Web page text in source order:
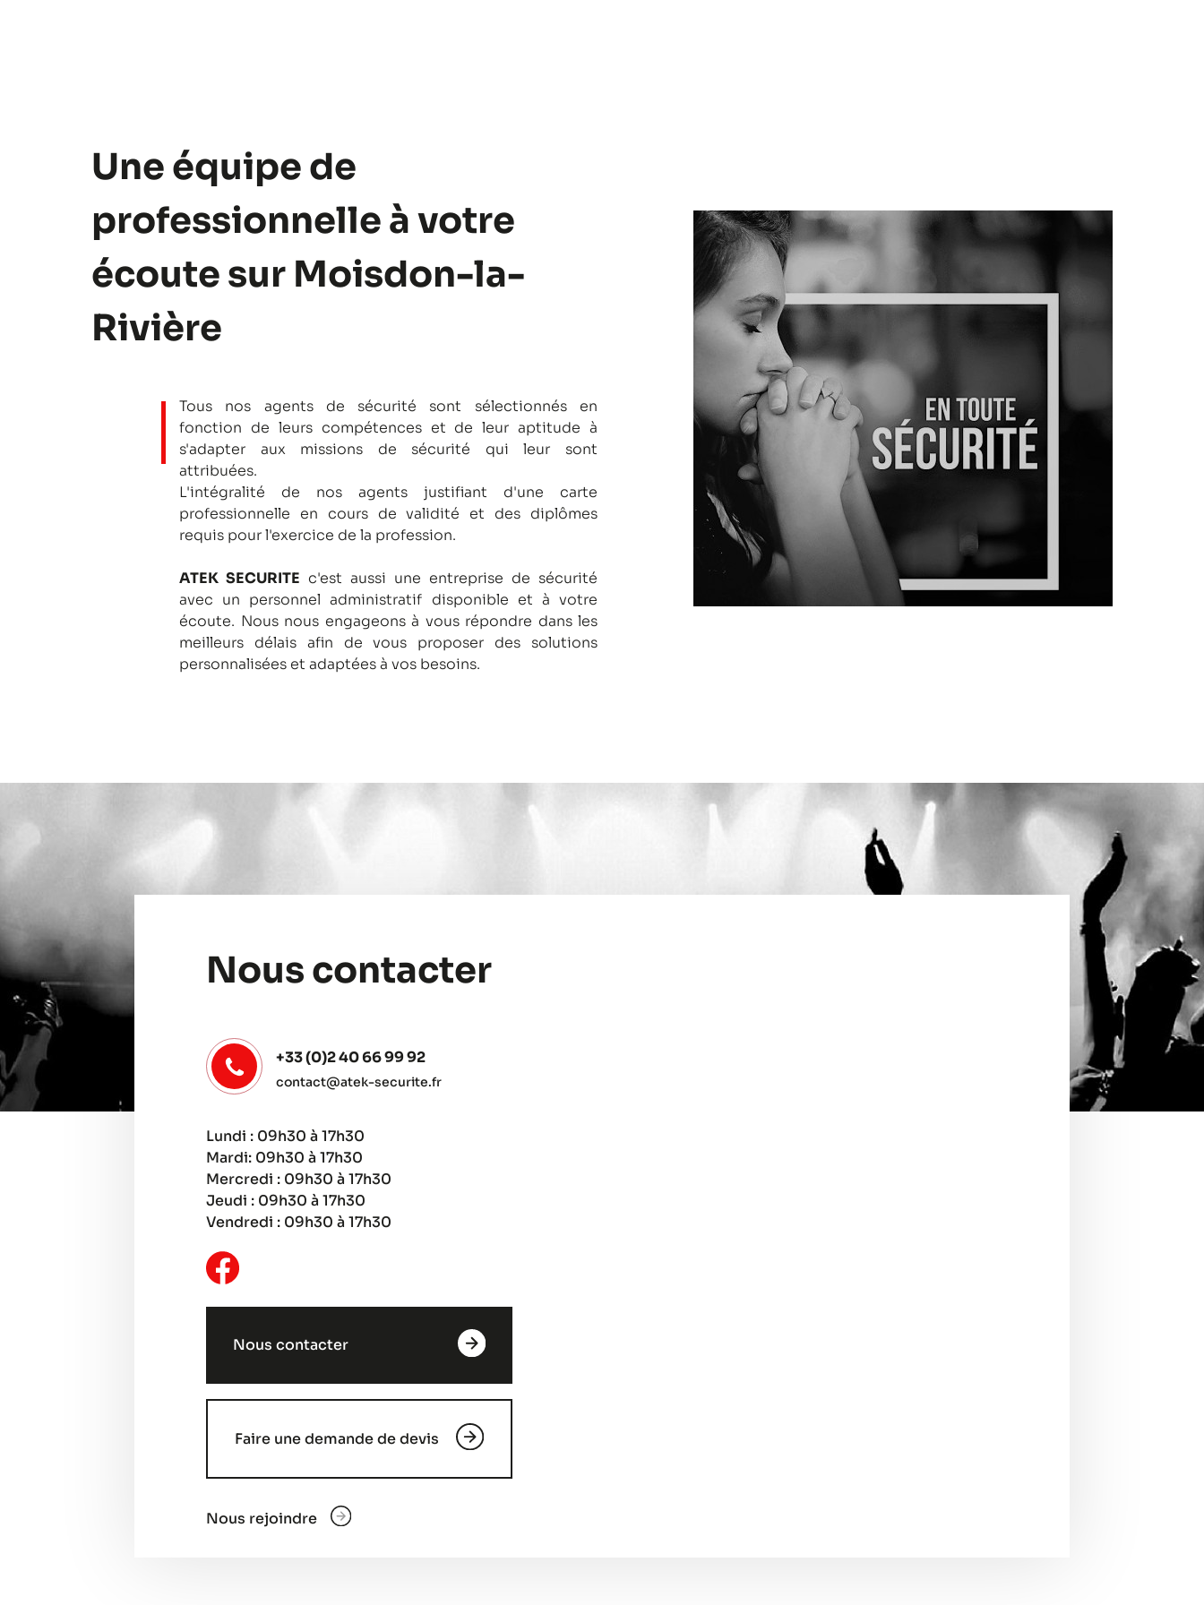
Une équipe de
professionnelle à votre
écoute sur Moisdon-la-
Rivière
Tous nos agents de sécurité sont sélectionnés en
fonction de leurs compétences et de leur aptitude à
s'adapter aux missions de sécurité qui leur sont
attribuées.
L'intégralité de nos agents justifiant d'une carte
professionnelle en cours de validité et des diplômes
requis pour l'exercice de la profession.
ATEK SECURITE c'est aussi une entreprise de sécurité
avec un personnel administratif disponible et à votre
écoute. Nous nous engageons à vous répondre dans les
meilleurs délais afin de vous proposer des solutions
personnalisées et adaptées à vos besoins.
Nous contacter
+33 (0)2 40 66 99 92
contact@atek-securite.fr
Lundi : 09h30 à 17h30
Mardi: 09h30 à 17h30
Mercredi : 09h30 à 17h30
Jeudi : 09h30 à 17h30
Vendredi : 09h30 à 17h30
Nous contacter
Faire une demande de devis
Nous rejoindre